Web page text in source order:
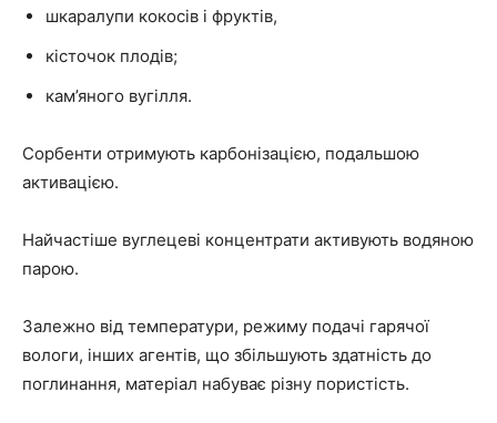
шкаралупи кокосів і фруктів,
кісточок плодів;
кам’яного вугілля.
Сорбенти отримують карбонізацією, подальшою
активацією.
Найчастіше вуглецеві концентрати активують водяною
парою.
Залежно від температури, режиму подачі гарячої
вологи, інших агентів, що збільшують здатність до
поглинання, матеріал набуває різну пористість.